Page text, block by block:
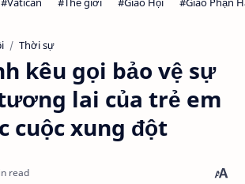
Thời sự
kêu gọi bảo vệ sự
lai của trẻ em
cuộc xung đột
read